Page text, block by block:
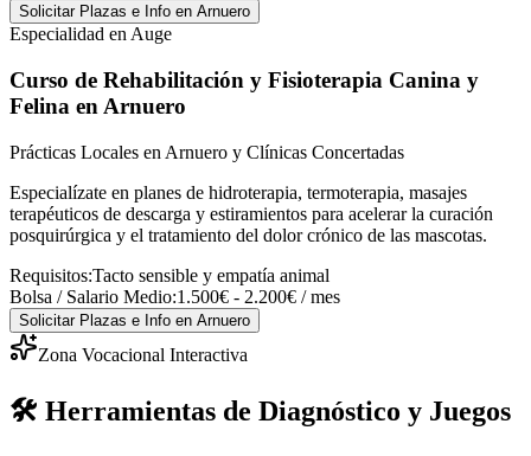
Solicitar Plazas e Info en Arnuero
Especialidad en Auge
Curso de Rehabilitación y Fisioterapia Canina y
Felina en Arnuero
Prácticas Locales en Arnuero y Clínicas Concertadas
Especialízate en planes de hidroterapia, termoterapia, masajes
terapéuticos de descarga y estiramientos para acelerar la curación
posquirúrgica y el tratamiento del dolor crónico de las mascotas.
Requisitos:Tacto sensible y empatía animal
Bolsa / Salario Medio:1.500€ - 2.200€ / mes
Solicitar Plazas e Info en Arnuero
Zona Vocacional Interactiva
🛠️ Herramientas de Diagnóstico y Juegos